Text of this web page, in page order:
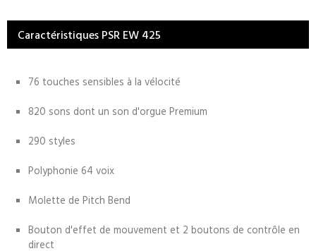
Caractéristiques PSR EW 425
76 touches sensibles à la vélocité
820 sons dont un son d'orgue Premium
290 styles
Polyphonie 64 voix
Molette de Pitch Bend
Bouton d'effet de mouvement et 2 boutons de contrôle en
direct